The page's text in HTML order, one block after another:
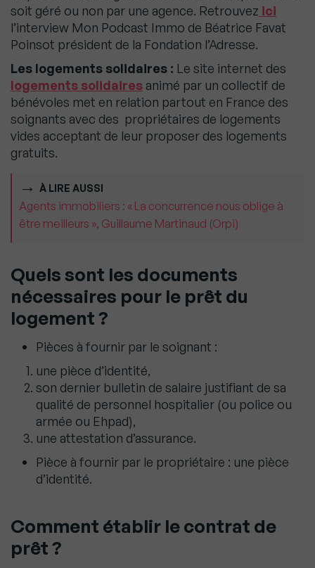
soit géré ou non par une agence. Retrouvez ici
l’interview Mon Podcast Immo de Béatrice Favat
Poinsot président de la Fondation l’Adresse.
Les logements solidaires : Le site internet des
logements solidaires animé par un collectif de
bénévoles met en relation partout en France des
soignants avec des propriétaires de logements
vides acceptant de leur proposer des logements
gratuits.
À LIRE AUSSI
Agents immobiliers : « La concurrence nous oblige à
être meilleurs », Guillaume Martinaud (Orpi)
Quels sont les documents
nécessaires pour le prêt du
logement ?
Pièces à fournir par le soignant :
une pièce d’identité,
son dernier bulletin de salaire justifiant de sa
qualité de personnel hospitalier (ou police ou
armée ou Ehpad),
une attestation d’assurance.
Pièce à fournir par le propriétaire : une pièce
d’identité.
Comment établir le contrat de
prêt ?